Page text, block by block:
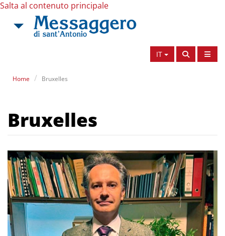
Salta al contenuto principale
IT
Home Bruxelles
Bruxelles